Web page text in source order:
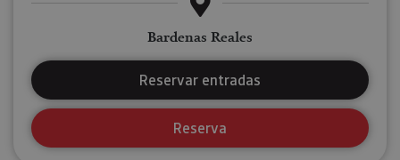
Bardenas Reales
Reservar entradas
Reserva